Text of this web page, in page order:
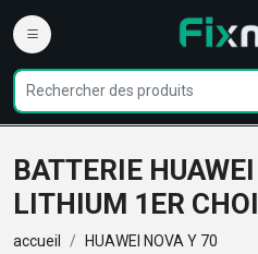
BATTERIE
LITHIUM 1ER
accueil
HUAWEI NOVA Y 70